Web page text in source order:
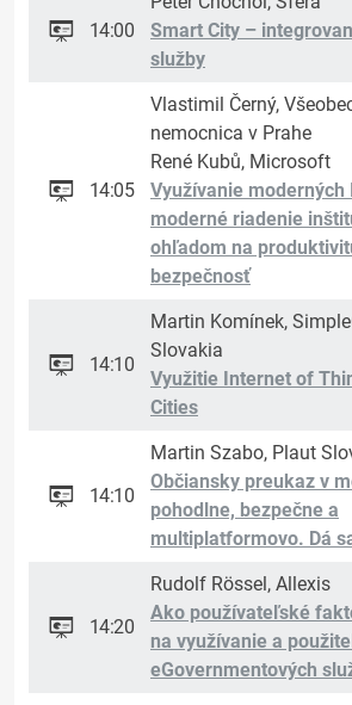
14:00
Smart City –
služby
14:05
Vlastimil Černý,
nemocnica v Prahe
René Kubů, Microsoft
Využívanie moderných
moderné riadenie
ohľadom na
bezpečnosť
14:10
Martin Komínek,
Slovakia
Využitie Internet of
Cities
14:10
Martin Szabo, Plaut
Občiansky preukaz v
pohodlne, bezpečne a
multiplatformovo. Dá
14:20
Rudolf Rössel, Allexis
Ako používateľské
na využívanie a
eGovernmentových